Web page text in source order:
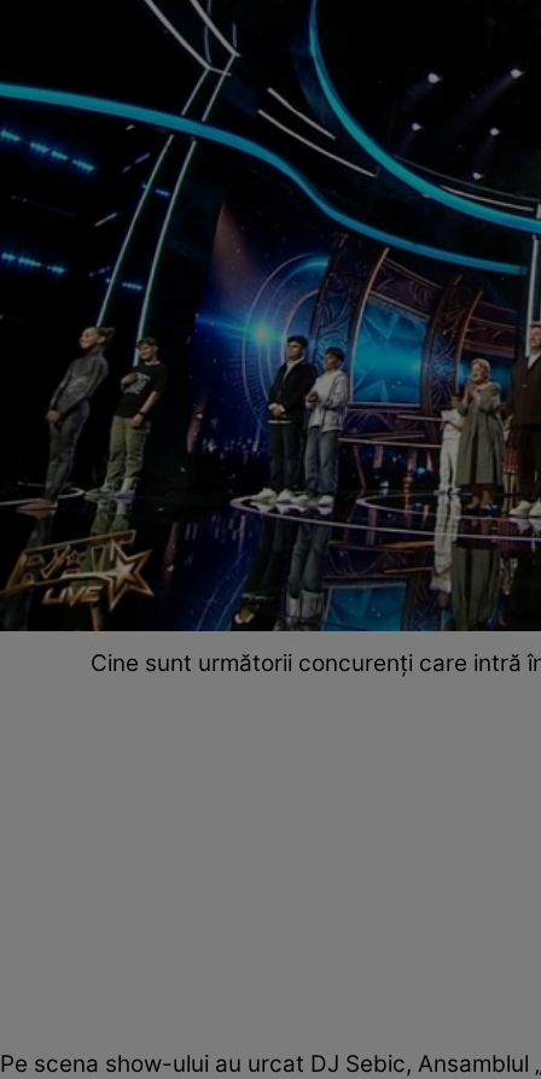
Cine sunt următorii concurenți care intră
Pe scena show-ului au urcat DJ Sebic,